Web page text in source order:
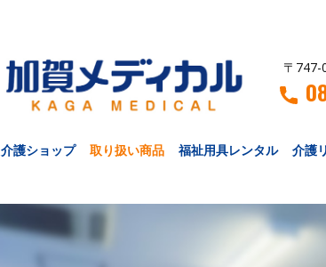
〒747-
介護ショップ 取り扱い商品 福祉用具レンタル 介護